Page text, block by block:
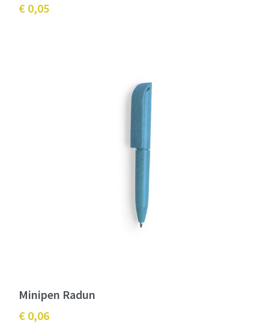
€ 0,05
Minipen Radun
€ 0,06